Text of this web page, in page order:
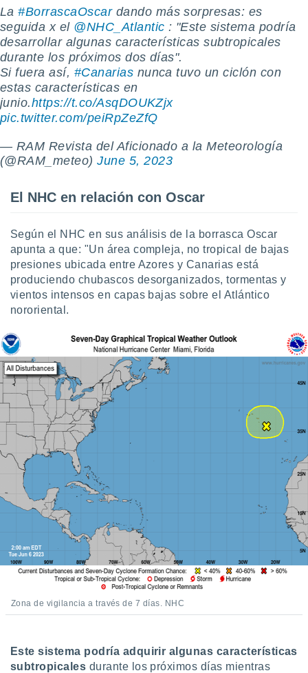
no
Puedes
acceder a
web a
abono
similares
como
este sitio
IP
de
traten tus
a lo que
Para
su
u
datos
en
en
datos
La#BorrascaOscardando más sorpresas: es
seguida x el @NHC_Atlantic : "Este sistema podría
desarrollar algunas características subtropicales
durante los próximos dos días".
Si fuera así, #Canarias nunca tuvo un ciclón con
estas características en
junio.https://t.co/AsqDOUKZjx
pic.twitter.com/peiRpZeZfQ
— RAM Revista del Aficionado a la Meteorología
(@RAM_meteo)June 5, 2023
El NHC en relación con Oscar
Según el NHC en sus análisis de la borrasca Oscar
apunta a que: "Un área compleja, no tropical de bajas
presiones ubicada entre Azores y Canarias está
produciendo chubascos desorganizados, tormentas y
vientos intensos en capas bajas sobre el Atlántico
nororiental.
Zona de vigilancia a través de 7 días. NHC
Este sistema podría adquirir algunas características
subtropicales durante los próximos días mientras